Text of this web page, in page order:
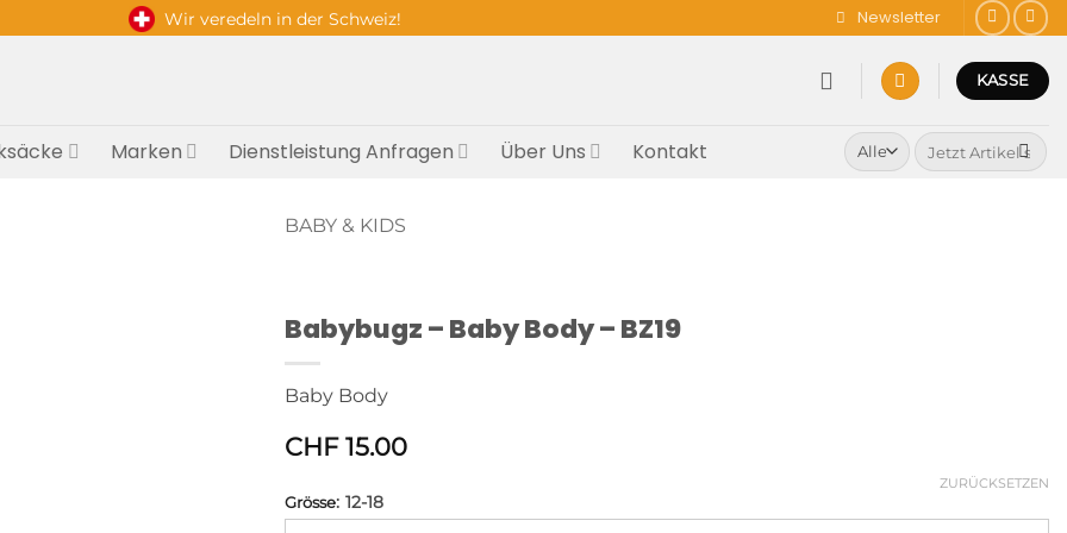
Wir veredeln in der Schweiz! Newsletter
KASSE
Marken Dienstleistung Anfragen Über Uns Kontakt
Suchen
nach:
BABY & KIDS
Babybugz – Baby Body – BZ19
Baby Body
CHF15.00
Grösse: 12-18
ZURÜCKSETZEN
Alternative: